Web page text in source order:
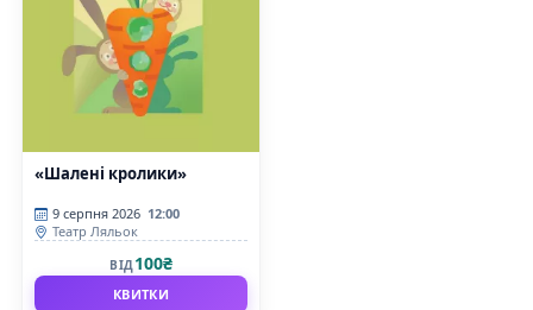
«Шалені кролики»
9 серпня 2026 12:00
Театр Ляльок
ВІД100₴
КВИТКИ